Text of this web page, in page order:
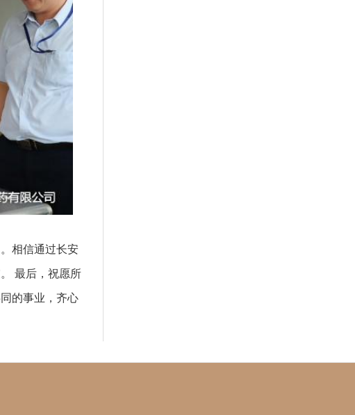
相信通过长安
最后，祝愿所
的事业，齐心